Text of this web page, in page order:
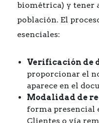
biométrica) y tener
población. El
esenciales:
Verificación de
proporcionar el
aparece en el
Modalidad de
forma presencial
Clientes o vía